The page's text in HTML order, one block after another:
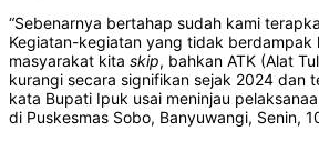
“Sebenarnya bertahap sudah kami
Kegiatan-kegiatan yang tidak berdampak
masyarakat kita skip, bahkan ATK (Alat
kurangi secara signifikan sejak 2024 dan
kata Bupati Ipuk usai meninjau
di Puskesmas Sobo, Banyuwangi, Senin,